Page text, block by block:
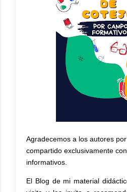
Agradecemos a los autores
compartido exclusivamente
informativos.
El Blog de mi material